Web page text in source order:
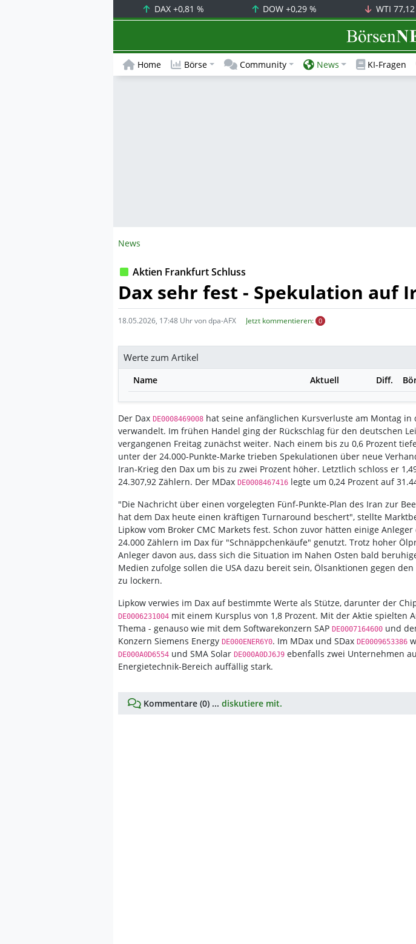
DAX +0,81 % DOW+0,29 % WTI 77,12
BörsenNEWS.de
Home Börse Community News KI-Fragen
News
Aktien Frankfurt Schluss
Dax sehr fest - Spekulation auf
18.05.2026, 17:48 Uhr von dpa-AFX Jetzt kommentieren: 0
Werte zum Artikel
Name Aktuell Diff.
Der Dax DE0008469008 hat seine anfänglichen Kursverluste am Montag in
verwandelt. Im frühen Handel ging der Rückschlag für den deutschen
vergangenen Freitag zunächst weiter. Nach einem bis zu 0,6 Prozent
unter der 24.000-Punkte-Marke trieben Spekulationen über neue
Iran-Krieg den Dax um bis zu zwei Prozent höher. Letztlich schloss er
24.307,92 Zählern. Der MDax DE0008467416 legte um 0,24 Prozent auf
"Die Nachricht über einen vorgelegten Fünf-Punkte-Plan des Iran zur
hat dem Dax heute einen kräftigen Turnaround beschert", stellte
Lipkow vom Broker CMC Markets fest. Schon zuvor hätten einige
24.000 Zählern im Dax für "Schnäppchenkäufe" genutzt. Trotz hoher
Anleger davon aus, dass sich die Situation im Nahen Osten bald
Medien zufolge sollen die USA dazu bereit sein, Ölsanktionen gegen
zu lockern.
Lipkow verwies im Dax auf bestimmte Werte als Stütze, darunter der
DE0006231004 mit einem Kursplus von 1,8 Prozent. Mit der Aktie spielten
Thema - genauso wie mit dem Softwarekonzern SAP DE0007164600 und
Konzern Siemens Energy DE000ENER6Y0. Im MDax und SDax DE0009653386
DE000A0D6554 und SMA Solar DE000A0DJ6J9 ebenfalls zwei Unternehmen
Energietechnik-Bereich auffällig stark.
Kommentare (0) ... diskutiere mit.